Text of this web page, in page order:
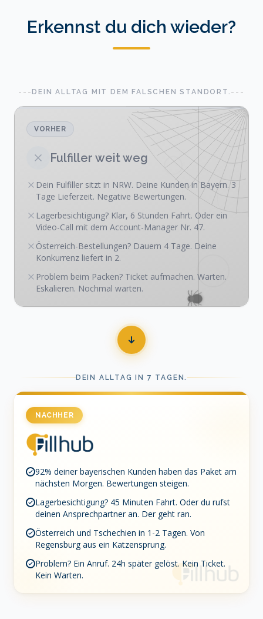
Erkennst du dich wieder?
DEIN ALLTAG MIT DEM FALSCHEN STANDORT.
VORHER
Fulfiller weit weg
Dein Fulfiller sitzt in NRW. Deine Kunden in Bayern. 3
Tage Lieferzeit. Negative Bewertungen.
Lagerbesichtigung? Klar, 6 Stunden Fahrt. Oder ein
Video-Call mit dem Account-Manager Nr. 47.
Österreich-Bestellungen? Dauern 4 Tage. Deine
Konkurrenz liefert in 2.
Problem beim Packen? Ticket aufmachen. Warten.
Eskalieren. Nochmal warten.
DEIN ALLTAG IN 7 TAGEN.
NACHHER
92% deiner bayerischen Kunden haben das Paket am
nächsten Morgen. Bewertungen steigen.
Lagerbesichtigung? 45 Minuten Fahrt. Oder du rufst
deinen Ansprechpartner an. Der geht ran.
Österreich und Tschechien in 1-2 Tagen. Von
Regensburg aus ein Katzensprung.
Problem? Ein Anruf. 24h später gelöst. Kein Ticket.
Kein Warten.